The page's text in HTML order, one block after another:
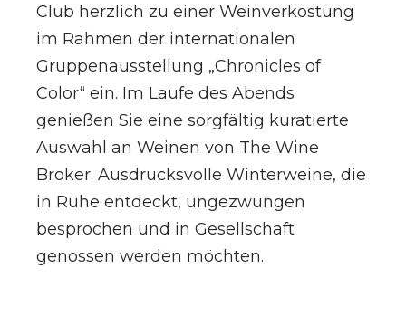
Club herzlich zu einer Weinverkostung
im Rahmen der internationalen
Gruppenausstellung „Chronicles of
Color“ ein. Im Laufe des Abends
genießen Sie eine sorgfältig kuratierte
Auswahl an Weinen von The Wine
Broker. Ausdrucksvolle Winterweine, die
in Ruhe entdeckt, ungezwungen
besprochen und in Gesellschaft
genossen werden möchten.